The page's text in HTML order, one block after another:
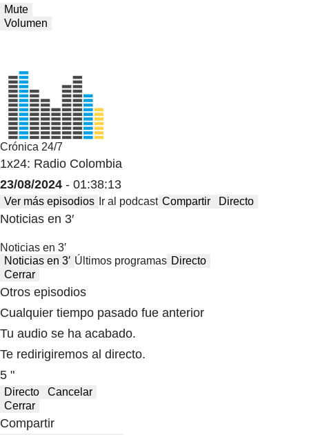
Mute
Volumen
Crónica 24/7
1x24: Radio Colombia
23/08/2024 - 01:38:13
Ver más episodios Ir al podcast Compartir Directo
Noticias en 3′
Noticias en 3′
Noticias en 3′ Últimos programas Directo
Cerrar
Otros episodios
Cualquier tiempo pasado fue anterior
Tu audio se ha acabado.
Te redirigiremos al directo.
5 "
Directo
Cancelar
Cerrar
Compartir